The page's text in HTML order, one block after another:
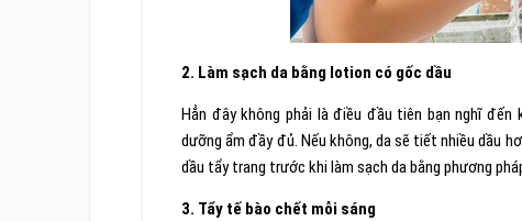
2. Làm sạch da bằng lotion có gốc dầu
Hẳn đây không phải là điều đầu tiên bạn nghĩ
dưỡng ẩm đầy đủ. Nếu không, da sẽ tiết nhiều dầu
dầu tẩy trang trước khi làm sạch da bằng phương
3. Tẩy tế bào chết mỗi sáng